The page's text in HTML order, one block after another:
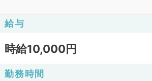
給与
時給10,000円
勤務時間